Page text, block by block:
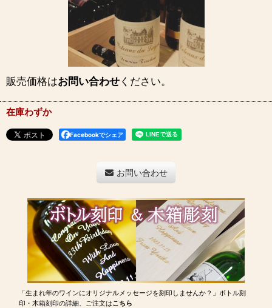
販売価格はお問い合わせください。
在庫わずか
Facebookでシェア
お問い合わせ
「生まれ年のワインにオリジナルメッセージを刻印しませんか？」ボトル刻
印・木箱刻印の詳細、ご注文はこちら